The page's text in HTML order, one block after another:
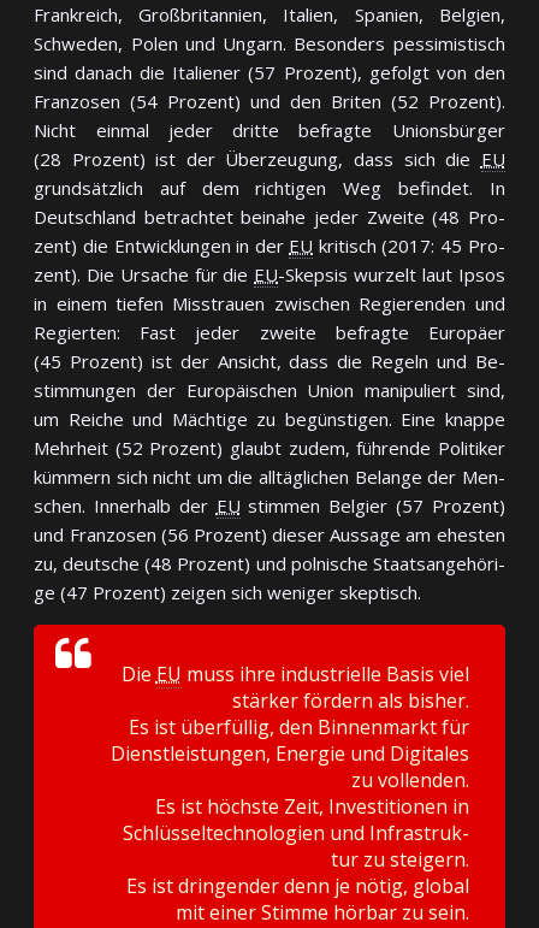
Frank­reich, Groß­bri­tan­nien, Ita­lien, Spa­nien, Bel­gien,
Schwe­den, Po­len und Un­garn. Be­son­ders pes­si­mis­tisch
sind da­nach die Ita­lie­ner (57 Pro­zent), ge­folgt von den
Fran­zo­sen (54 Pro­zent) und den Bri­ten (52 Pro­zent).
Nicht ein­mal je­der drit­te be­frag­te Unions­bür­ger
(28 Pro­zent) ist der Über­zeu­gung, dass sich die EU
grund­sätz­lich auf dem rich­ti­gen Weg be­fin­det. In
Deutsch­land be­trach­tet bei­na­he je­der Zwei­te (48 Pro­
zent) die Ent­wick­lun­gen in der EU kri­tisch (2017: 45 Pro­
zent). Die Ur­sa­che für die EU-Skep­sis wur­zelt laut Ip­sos
in ei­nem tie­fen Miss­trauen zwi­schen Re­gie­ren­den und
Re­gier­ten: Fast je­der zwei­te be­frag­te Eu­ro­päer
(45 Pro­zent) ist der An­sicht, dass die Re­geln und Be­
stim­mun­gen der Eu­ro­päi­schen Un­ion ma­ni­pu­liert sind,
um Rei­che und Mäch­ti­ge zu be­güns­ti­gen. Ei­ne knap­pe
Mehr­heit (52 Pro­zent) glaubt zu­dem, füh­ren­de Po­li­ti­ker
küm­mern sich nicht um die all­täg­li­chen Be­lan­ge der Men­
schen. In­ner­halb der EU stim­men Bel­gier (57 Pro­zent)
und Fran­zo­sen (56 Pro­zent) die­ser Aus­sa­ge am ehes­ten
zu, deut­sche (48 Pro­zent) und pol­ni­sche Staats­an­ge­hö­ri­
ge (47 Pro­zent) zei­gen sich we­ni­ger skep­tisch.
Die EU muss ihre in­dus­triel­le Ba­sis viel
stär­ker för­dern als bis­her.
Es ist über­fül­lig, den Bin­nen­markt für
Dienst­leis­tun­gen, Ener­gie und Di­gi­tales
zu voll­en­den.
Es ist höchs­te Zeit, In­ves­ti­tio­nen in
Schlüs­sel­tech­no­lo­gien und In­fra­struk­
tur zu stei­gern.
Es ist drin­gen­der denn je nö­tig, glo­bal
mit ei­ner Stim­me hör­bar zu sein.